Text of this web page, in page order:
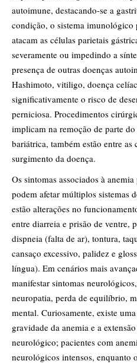
autoimune, destacando-se a
condição, o sistema
atacam as células parietais
severamente ou impedindo a
presença de outras doenças
Hashimoto, vitiligo, doença
significativamente o risco de
perniciosa. Procedimentos
implicam na remoção de parte
bariátrica, também estão entre as
surgimento da doença.
Os sintomas associados à
podem afetar múltiplos sistemas
estão alterações no
entre diarreia e prisão de ventre,
dispneia (falta de ar), tontura,
cansaço excessivo, palidez e
língua). Em cenários mais
manifestar sintomas
neuropatia, perda de equilíbrio,
mental. Curiosamente, existe
gravidade da anemia e a
neurológico; pacientes com
neurológicos intensos, enquanto